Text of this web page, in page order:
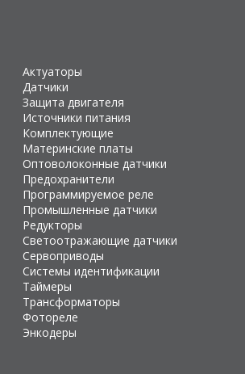
Актуаторы
Датчики
Защита двигателя
Источники питания
Комплектующие
Материнские платы
Оптоволоконные датчики
Предохранители
Программируемое реле
Промышленные датчики
Редукторы
Светоотражающие датчики
Сервоприводы
Системы идентификации
Таймеры
Трансформаторы
Фотореле
Энкодеры